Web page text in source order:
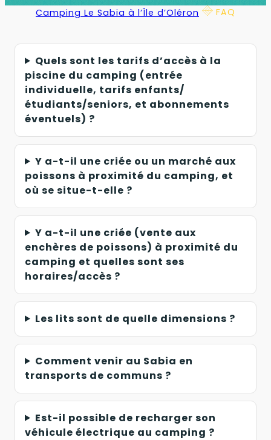
Camping Le Sabia à l’Île d’Oléron FAQ
Quels sont les tarifs d’accès à la
piscine du camping (entrée
individuelle, tarifs enfants/
étudiants/seniors, et abonnements
éventuels) ?
Y a-t-il une criée ou un marché aux
poissons à proximité du camping, et
où se situe-t-elle ?
Y a-t-il une criée (vente aux
enchères de poissons) à proximité du
camping et quelles sont ses
horaires/accès ?
Les lits sont de quelle dimensions ?
Comment venir au Sabia en
transports de communs ?
Est-il possible de recharger son
véhicule électrique au camping ?